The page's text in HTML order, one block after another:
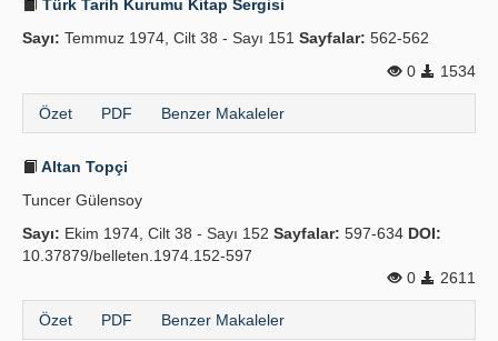
Türk Tarih Kurumu Kitap Sergisi
Sayı: Temmuz 1974, Cilt 38 - Sayı 151 Sayfalar: 562-562
0
1534
Özet PDF Benzer Makaleler
Altan Topçi
Tuncer Gülensoy
Sayı: Ekim 1974, Cilt 38 - Sayı 152 Sayfalar: 597-634 DOI:
10.37879/belleten.1974.152-597
0
2611
Özet PDF Benzer Makaleler